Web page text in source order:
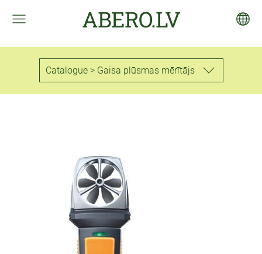
ABERO.LV
Catalogue > Gaisa plūsmas mērītājs